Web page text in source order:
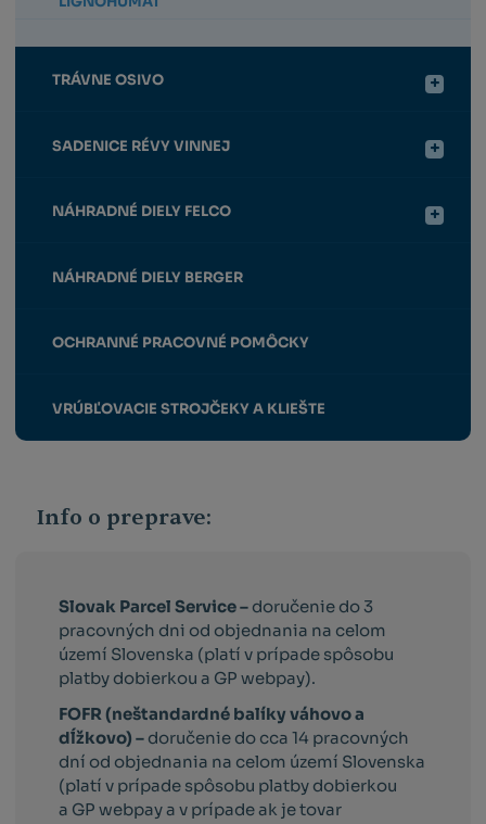
TRÁVNE OSIVO
SADENICE RÉVY VINNEJ
NÁHRADNÉ DIELY FELCO
NÁHRADNÉ DIELY BERGER
OCHRANNÉ PRACOVNÉ POMÔCKY
VRÚBĽOVACIE STROJČEKY A KLIEŠTE
Info o preprave:
Slovak Parcel Service – doručenie do 3
pracovných dni od objednania na celom
území Slovenska (platí v prípade spôsobu
platby dobierkou a GP webpay).
FOFR (neštandardné balíky váhovo a
dĺžkovo) – doručenie do cca 14 pracovných
dní od objednania na celom území Slovenska
(platí v prípade spôsobu platby dobierkou
a GP webpay a v prípade ak je tovar